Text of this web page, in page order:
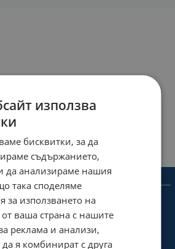
спор, свързан с покупка онлайн,
ползвате сайта ОРС
и Лични данни
използва
бисквитки, за да
съдържанието,
да анализираме нашия
така споделяме
за използването на
ваша страна с нашите
реклама и анализи,
я комбинират с друга